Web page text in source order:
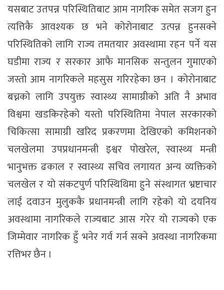
यसबाट उतपन्न परिस्थितिबाट आम नागरिक समेत सजग हुन
त्यत्तिकै आवश्यक छ भने कोरोनाबाट उत्पन्न हुनसक्ने
परिस्थितिको लागि राज्य तमतयार अवस्थामा रहन पर्ने यस
घडीमा राज्य र सरकार आफै मानसिक सन्तुलन गुमाएको
जस्तो आम नागरिकले महसुस गरिरहेका छन । कोरोनाबाट
बच्नको लागि उपयुक्त स्वास्थ्य सामाग्रीको अति नै अभाव
विश्वमा खडकिरहेको यस्तो परिस्थितिमा नेपाल सरकारको
चिकित्सा सामाग्री खरिद प्रकरणमा देखिएको कमिशनको
चलखेलमा उपप्रधानमन्त्री इश्वर पोखरेल, स्वास्थ्य मन्त्री
भानुभक्त ढकाल र स्वास्थ्य सचिव लगायत अन्य व्यक्तिको
चलखेल र यो संकटपुर्ण परिस्थिथिमा हुने संस्थागत भ्रष्टाचार
लाई दवाउन मुलुककै प्रधानमन्त्री लागि रहेको यो दयनिय
अवस्थामा नागरिकले राज्यबाट आस गरेर यो राज्यको एक
जिम्मेवार नागरिक हुँ भनेर गर्व गर्न सक्ने अवस्था नागरिकमा
रत्तिभर छैन ।